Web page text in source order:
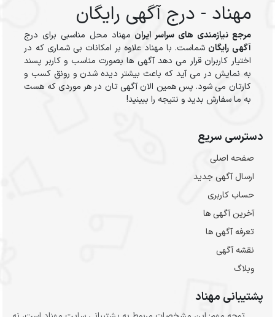
مهناد - درج آگهی رایگان
مرجع نیازمندی های سراسر ایران مهناد محل مناسبی برای درج
آگهی رایگان شماست. با مهناد علاوه بر امکانات بی شماری که در
اختیار کاربران قرار می دهد آگهی ها بصورت مناسب و کاربر پسند
به نمایش در می آید که باعث بیشتر دیده شدن و رونق کسب و
کارتان می شود. پس همین الان آگهی تان در هر موردی که هست
به ما سفارش بدید و نتیجه را ببینید!
دسترسی سریع
صفحه اصلی
ارسال‌ آگهی جدید
حساب کاربری
آخرین آگهی ها
تعرفه آگهی ها
نقشه آگهی
وبلاگ
پشتیبانی مهناد